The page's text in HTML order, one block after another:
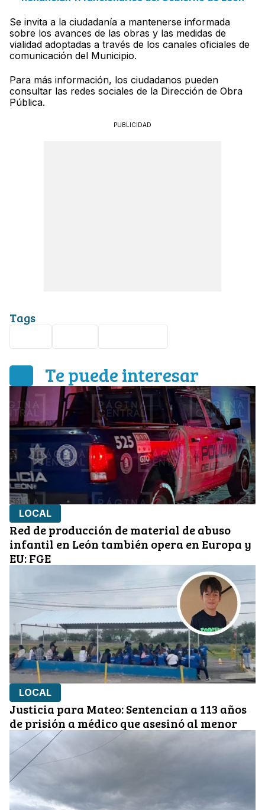
Se invita a la ciudadanía a mantenerse informada
sobre los avances de las obras y las medidas de
vialidad adoptadas a través de los canales oficiales de
comunicación del Municipio.
Para más información, los ciudadanos pueden
consultar las redes sociales de la Dirección de Obra
Pública.
PUBLICIDAD
Tags
Te puede interesar
LOCAL
Red de producción de material de abuso
infantil en León también opera en Europa y
EU: FGE
LOCAL
Justicia para Mateo: Sentencian a 113 años
de prisión a médico que asesinó al menor